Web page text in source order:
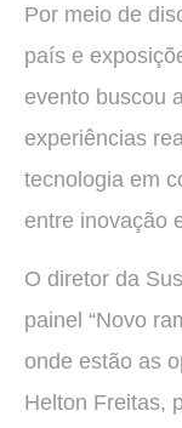
Por meio de
país e
evento buscou
experiências
tecnologia em
entre inovação
O diretor da
painel “Novo
onde estão as
Helton Freitas,